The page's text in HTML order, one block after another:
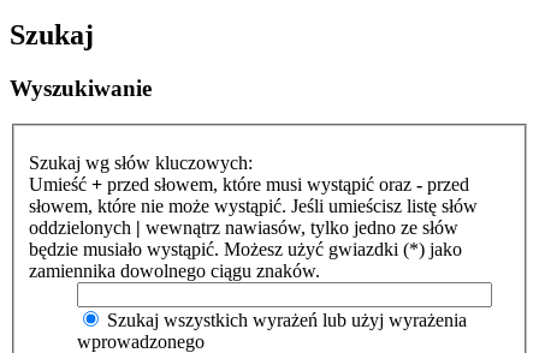
Szukaj
Wyszukiwanie
Szukaj wg słów kluczowych:
Umieść + przed słowem, które musi wystąpić oraz - przed
słowem, które nie może wystąpić. Jeśli umieścisz listę słów
oddzielonych | wewnątrz nawiasów, tylko jedno ze słów
będzie musiało wystąpić. Możesz użyć gwiazdki (*) jako
zamiennika dowolnego ciągu znaków.
Szukaj wszystkich wyrażeń lub użyj wyrażenia
wprowadzonego